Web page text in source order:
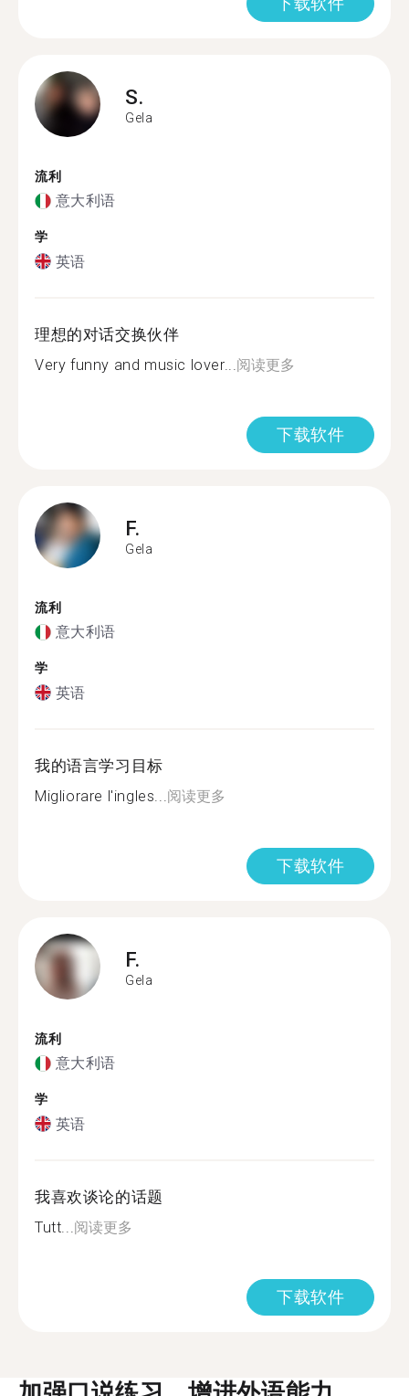
S.
Gela
流利
意大利语
学
英语
理想的对话交换伙伴
Very funny and music lover... 阅读更多
下载软件
F.
Gela
流利
意大利语
学
英语
我的语言学习目标
Migliorare l'ingles... 阅读更多
下载软件
F.
Gela
流利
意大利语
学
英语
我喜欢谈论的话题
Tutt... 阅读更多
下载软件